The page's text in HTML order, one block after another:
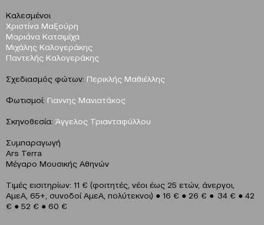
Καλεσμένοι
Χριστίνα Μαξούρη
Μαριάνα Κατσιμίχα
Μιχάλης Καλογεράκης
Παντελής Καλογεράκης
Σχεδιασμός φώτων: Περικλής Μαθιέλλης
Φωτισμοί: Γιαννης Μανιατάκος
Σκηνοθεσία: Άγγελος Τριανταφύλλου
Συμπαραγωγή
Ars Terra
Μέγαρο Μουσικής Αθηνών
Τιμές εισιτηρίων: 11 € (φοιτητές, νέοι έως 25 ετών, άνεργοι,
ΑμεΑ, 65+, συνοδοί ΑμεΑ, πολύτεκνοι) ● 16 € ● 26 € ● 34 € ● 42
€ ● 52 € ● 60 €